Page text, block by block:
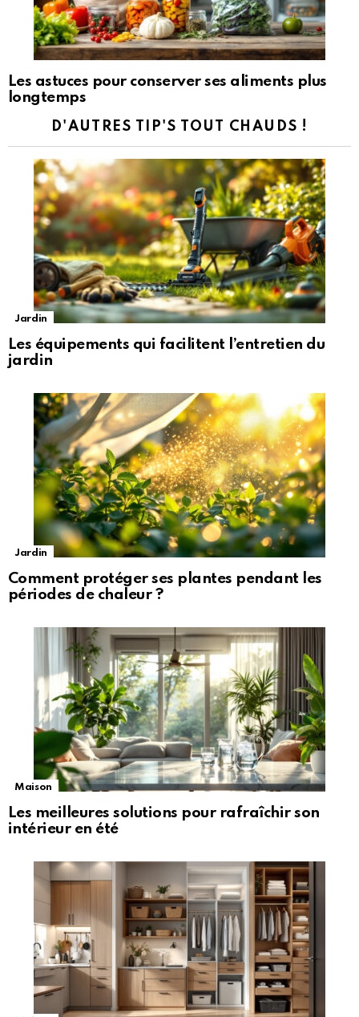
Les astuces pour conserver ses aliments plus
longtemps
D'AUTRES TIP'S TOUT CHAUDS !
Jardin
Les équipements qui facilitent l’entretien du
jardin
Jardin
Comment protéger ses plantes pendant les
périodes de chaleur ?
Maison
Les meilleures solutions pour rafraîchir son
intérieur en été